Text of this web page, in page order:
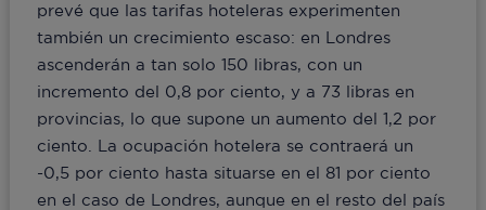
prevé que las tarifas hoteleras experimenten
también un crecimiento escaso: en Londres
ascenderán a tan solo 150 libras, con un
incremento del 0,8 por ciento, y a 73 libras en
provincias, lo que supone un aumento del 1,2 por
ciento. La ocupación hotelera se contraerá un
-0,5 por ciento hasta situarse en el 81 por ciento
en el caso de Londres, aunque en el resto del país